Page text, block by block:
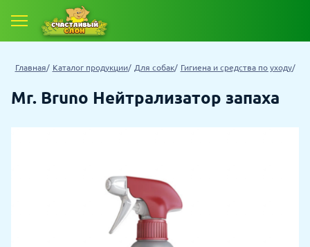
Главная Каталог продукции Для собак Гигиена и средства по уходу
Mr. Bruno Нейтрализатор запаха